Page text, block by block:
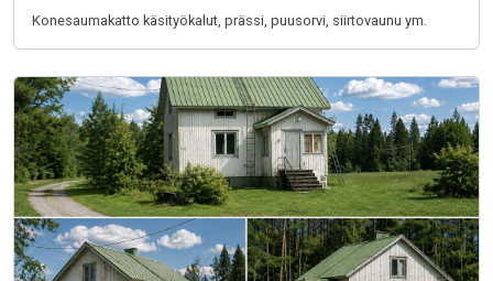
Konesaumakatto käsityökalut, prässi, puusorvi, siirtovaunu ym.